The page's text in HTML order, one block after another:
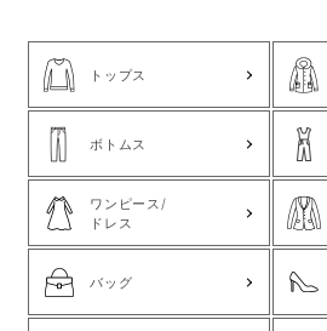
トップス
ボトムス
ワンピース/
ドレス
バッグ